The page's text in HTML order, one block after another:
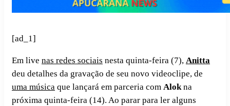
[ad_1]
Em live nas redes sociais nesta quinta-feira (7), Anitta
deu detalhes da gravação de seu novo videoclipe, de
uma música que lançará em parceria com Alokna
próxima quinta-feira (14). Ao parar para ler alguns